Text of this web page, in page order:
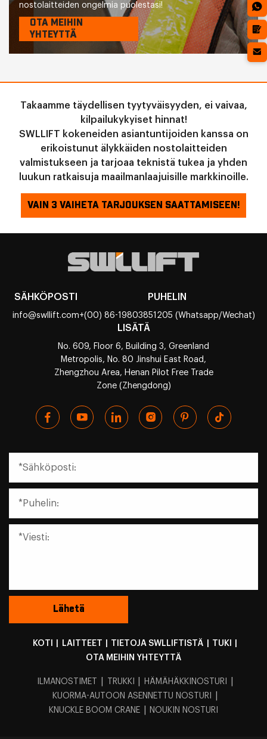
nostolaitteiden ongelmia puolestasi!
OTA MEIHIN
YHTEYTTÄ
Takaamme täydellisen tyytyväisyyden, ei vaivaa,
kilpailukykyiset hinnat!
SWLLIFT kokeneiden asiantuntijoiden kanssa on
erikoistunut älykkäiden nostolaitteiden
valmistukseen ja tarjoaa teknistä tukea ja yhden
luukun ratkaisuja maailmanlaajuisille markkinoille.
VAIN 3 VAIHETA TARJOUKSEN SAATTAMISEEN!
SÄHKÖPOSTI
info@swllift.com
PUHELIN
+(00) 86-19803851205 (Whatsapp/Wechat)
LISÄTÄ
No. 609, Floor 6, Building 3, Greenland
Metropolis, No. 80 Jinshui East Road,
Zhengzhou Area, Henan Pilot Free Trade
Zone (Zhengdong)
KOTI LAITTEET TIETOJA SWLLIFTISTÄ TUKI
OTA MEIHIN YHTEYTTÄ
ILMANOSTIMET TRUKKI HÄMÄHÄKKINOSTURI
KUORMA-AUTOON ASENNETTU NOSTURI
KNUCKLE BOOM CRANE NOUKIN NOSTURI